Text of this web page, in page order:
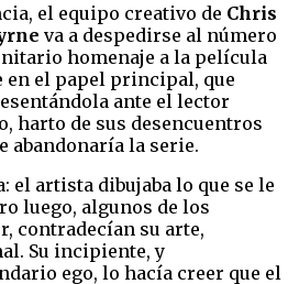
el equipo creativo de Chris
va a despedirse al número
homenaje a la película
en el papel principal, que
ante el lector
harto de sus desencuentros
abandonaría la serie.
el artista dibujaba lo que se le
luego, algunos de los
contradecían su arte,
Su incipiente, y
ego, lo hacía creer que el